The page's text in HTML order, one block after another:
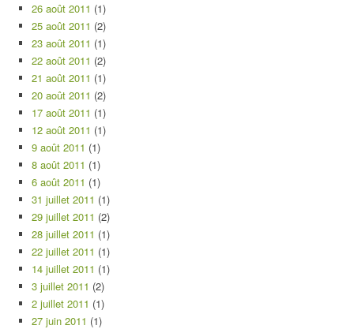
26 août 2011 (1)
25 août 2011 (2)
23 août 2011 (1)
22 août 2011 (2)
21 août 2011 (1)
20 août 2011 (2)
17 août 2011 (1)
12 août 2011 (1)
9 août 2011 (1)
8 août 2011 (1)
6 août 2011 (1)
31 juillet 2011 (1)
29 juillet 2011 (2)
28 juillet 2011 (1)
22 juillet 2011 (1)
14 juillet 2011 (1)
3 juillet 2011 (2)
2 juillet 2011 (1)
27 juin 2011 (1)